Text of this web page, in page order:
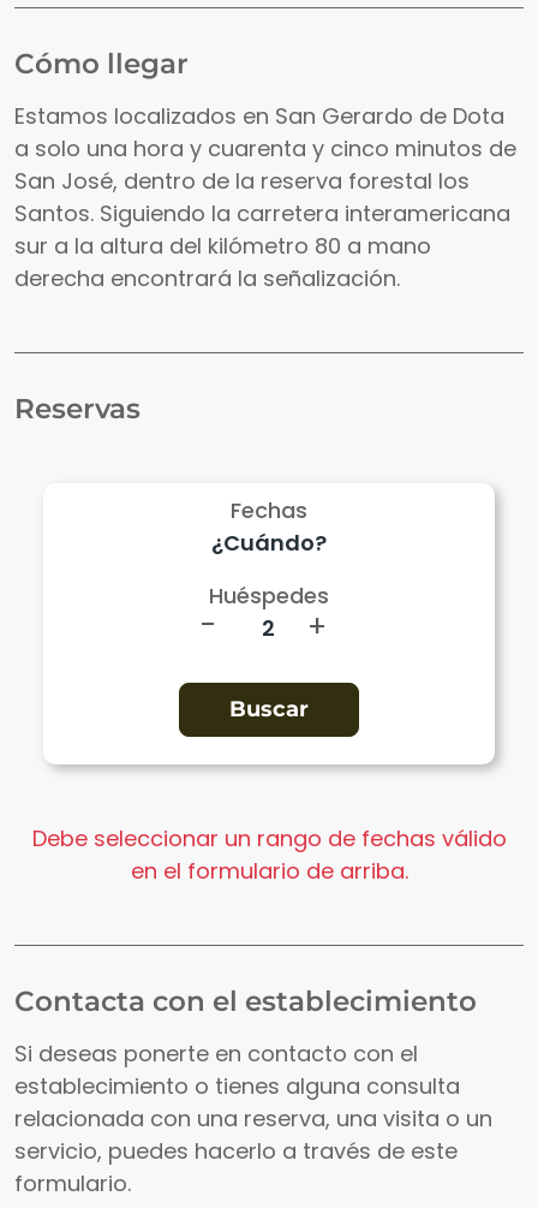
Cómo llegar
Estamos localizados en San Gerardo de Dota
a solo una hora y cuarenta y cinco minutos de
San José, dentro de la reserva forestal los
Santos. Siguiendo la carretera interamericana
sur a la altura del kilómetro 80 a mano
derecha encontrará la señalización.
Reservas
Fechas
Huéspedes
- +
Debe seleccionar un rango de fechas válido
en el formulario de arriba.
Contacta con el establecimiento
Si deseas ponerte en contacto con el
establecimiento o tienes alguna consulta
relacionada con una reserva, una visita o un
servicio, puedes hacerlo a través de este
formulario.